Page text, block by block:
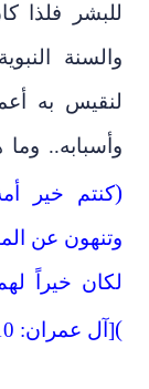
للبشر فلذا
والسنة
لنقيس به
وأسبابه..
)كنتم خير
وتنهون عن
لكان خيراً
([آل عمران: 110].